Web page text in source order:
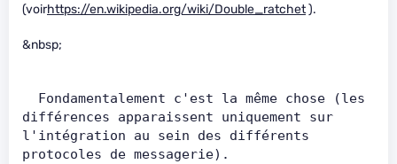
(voirhttps://en.wikipedia.org/wiki/Double_ratchet).
&nbsp;
différences apparaissent uniquement sur
l'intégration au sein des différents
protocoles de messagerie).